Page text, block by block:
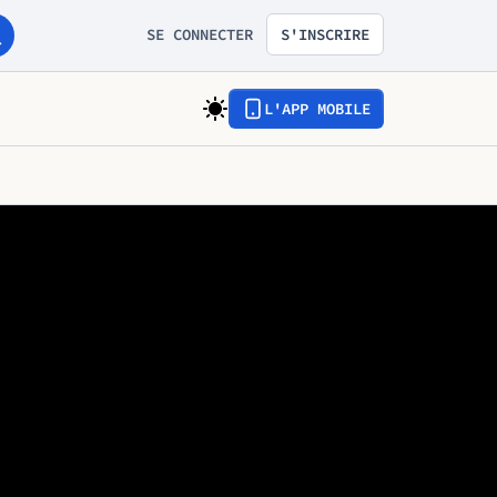
SE CONNECTER S'INSCRIRE
L'APP MOBILE